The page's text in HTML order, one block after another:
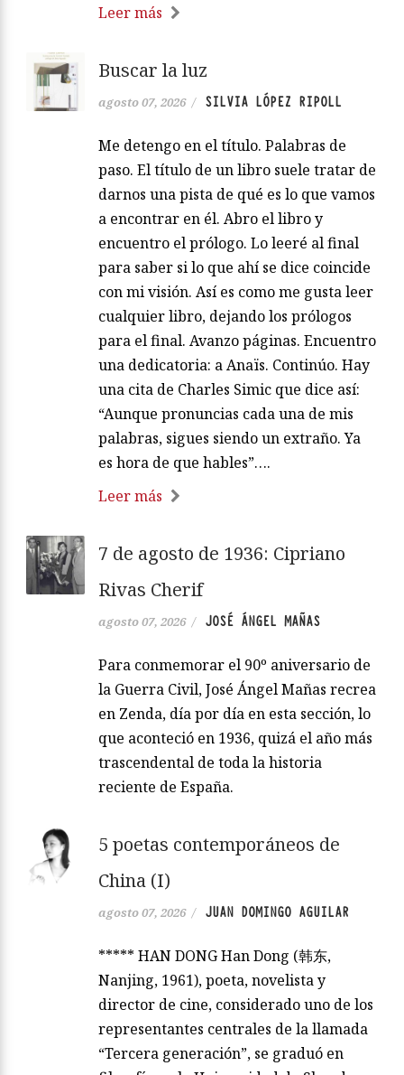
Leer más
Buscar la luz
agosto 07, 2026 / SILVIA LÓPEZ RIPOLL
Me detengo en el título. Palabras de
paso. El título de un libro suele tratar de
darnos una pista de qué es lo que vamos
a encontrar en él. Abro el libro y
encuentro el prólogo. Lo leeré al final
para saber si lo que ahí se dice coincide
con mi visión. Así es como me gusta leer
cualquier libro, dejando los prólogos
para el final. Avanzo páginas. Encuentro
una dedicatoria: a Anaïs. Continúo. Hay
una cita de Charles Simic que dice así:
“Aunque pronuncias cada una de mis
palabras, sigues siendo un extraño. Ya
es hora de que hables”….
Leer más
7 de agosto de 1936: Cipriano
Rivas Cherif
agosto 07, 2026 / JOSÉ ÁNGEL MAÑAS
Para conmemorar el 90º aniversario de
la Guerra Civil, José Ángel Mañas recrea
en Zenda, día por día en esta sección, lo
que aconteció en 1936, quizá el año más
trascendental de toda la historia
reciente de España.
5 poetas contemporáneos de
China (I)
agosto 07, 2026 / JUAN DOMINGO AGUILAR
***** HAN DONG Han Dong (韩东,
Nanjing, 1961), poeta, novelista y
director de cine, considerado uno de los
representantes centrales de la llamada
“Tercera generación”, se graduó en